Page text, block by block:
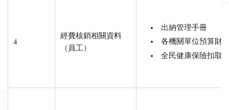
4
經費核銷相關資料
（員工）
出納管理手冊
各機關單位預算財
全民健康保險扣取